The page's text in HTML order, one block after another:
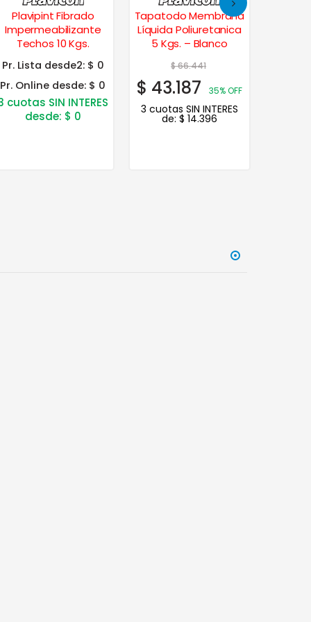
Plavipint Fibrado
Impermeabilizante
Techos 10 Kgs.
Pr. Lista desde2: $ 0
Pr. Online desde: $ 0
cuotas SIN INTERES
desde: $ 0
Tapatodo Membrana
Líquida Poliuretanica
5 Kgs. – Blanco
$66.441
$ 43.187 35% OFF
3 cuotas SIN INTERES
de: $ 14.396